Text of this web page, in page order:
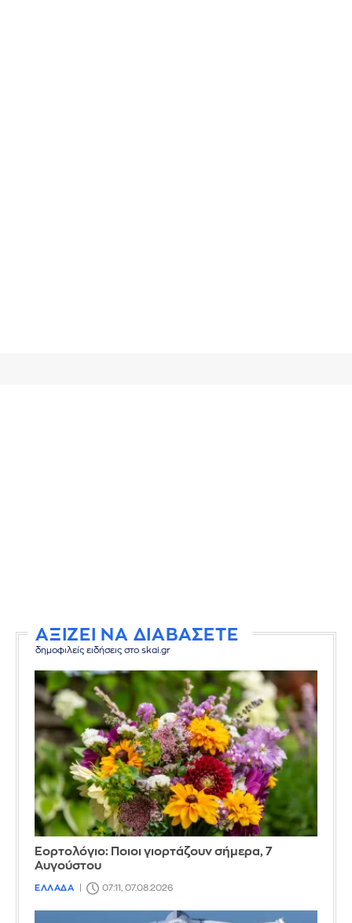
ΑΞΙΖΕΙ ΝΑ ΔΙΑΒΑΣΕΤΕ
δημοφιλείς ειδήσεις στο skai.gr
Εορτολόγιο: Ποιοι γιορτάζουν σήμερα, 7
Αυγούστου
ΕΛΛΑΔΑ 07:11, 07.08.2026